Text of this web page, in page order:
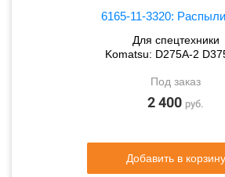
6165-11-3320:
Для спецтехники
Komatsu: D275A-2
Под заказ
2 400 руб.
Добавить в корзину